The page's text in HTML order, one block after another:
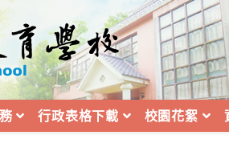
行政表格下載 校園花絮